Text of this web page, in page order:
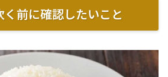
前に確認したいこと